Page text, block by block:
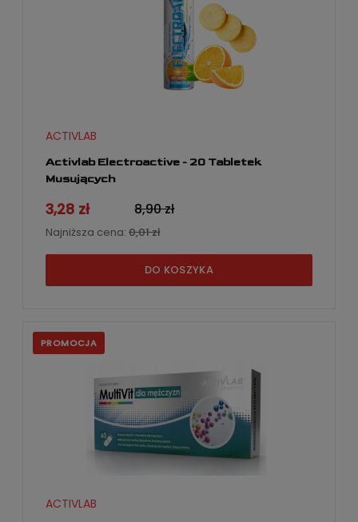
Activlab Electroactive - 20 Tabletek
Musujących
ACTIVLAB
3,28 zł 8,90 zł
Najniższa cena: 0,01 zł
DO KOSZYKA
ACTIVLAB
PROMOCJA